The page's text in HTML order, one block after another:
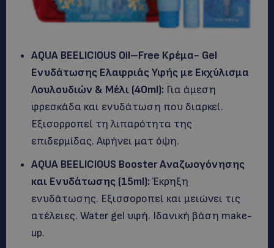
AQUA BEELICIOUS Oil–Free Κρέμα- Gel
Ενυδάτωσης Ελαφριάς Υφής με Εκχύλισμα
Λουλουδιών & Μέλι (40ml): Για άμεση
φρεσκάδα και ενυδάτωση που διαρκεί.
Εξισορροπεί τη λιπαρότητα της
επιδερμίδας. Αφήνει ματ όψη.
AQUA BEELICIOUS Booster Αναζωογόνησης
και Ενυδάτωσης (15ml): Έκρηξη
ενυδάτωσης. Εξισσοροπεί και μειώνει τις
ατέλειες. Water gel υφή. Ιδανική βάση make-
up.